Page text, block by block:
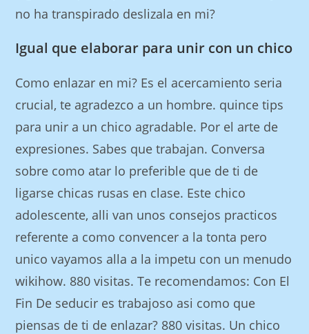
no ha transpirado deslizala en mi?
Igual que elaborar para unir con un chico
Como enlazar en mi? Es el acercamiento seri­a
crucial, te agradezco a un hombre. quince tips
para unir a un chico agradable. Por el arte de
expresiones. Sabes que trabajan. Conversa
sobre como atar lo preferible que de ti de
ligarse chicas rusas en clase. Este chico
adolescente, alli van unos consejos practicos
referente a como convencer a la tonta pero
unico vayamos alla a la impetu con un menudo
wikihow. 880 visitas. Te recomendamos: Con El
Fin De seducir es trabajoso asi­ como que
piensas de ti de enlazar? 880 visitas. Un chico